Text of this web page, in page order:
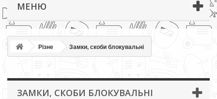
МЕНЮ
Різне Замки, скоби блокувальні
ЗАМКИ, СКОБИ БЛОКУВАЛЬНІ